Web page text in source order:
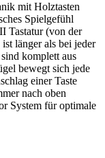
mit Holztasten
Spielgefühl
Tastatur (von der
länger als bei jeder
komplett aus
bewegt sich jede
einer Taste
nach oben
System für optimale